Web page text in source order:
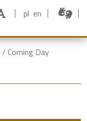
pl en
Corning Day